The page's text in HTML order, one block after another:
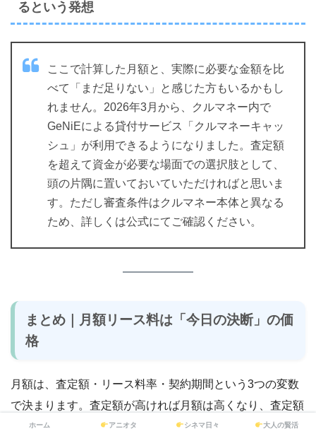
るという発想
ここで計算した月額と、実際に必要な金額を比
べて「まだ足りない」と感じた方もいるかもし
れません。2026年3月から、クルマネー内で
GeNiEによる貸付サービス「クルマネーキャッ
シュ」が利用できるようになりました。査定額
を超えて資金が必要な場面での選択肢として、
頭の片隅に置いておいていただければと思いま
す。ただし審査条件はクルマネー本体と異なる
ため、詳しくは公式にてご確認ください。
まとめ｜月額リース料は「今日の決断」の価
格
月額は、査定額・リース料率・契約期間という3つの変数
で決まります。査定額が高ければ月額は高くなり、査定額
が低ければ月額は手頃になります。どちらが「得か損か」
ホーム アニオタ シネマ日々 大人の賢活